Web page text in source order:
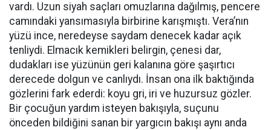
vardı. Uzun siyah saçları omuzlarına dağılmış, pencere
camındaki yansımasıyla birbirine karışmıştı. Vera’nın
yüzü ince, neredeyse saydam denecek kadar açık
tenliydi. Elmacık kemikleri belirgin, çenesi dar,
dudakları ise yüzünün geri kalanına göre şaşırtıcı
derecede dolgun ve canlıydı. İnsan ona ilk baktığında
gözlerini fark ederdi: koyu gri, iri ve huzursuz gözler.
Bir çocuğun yardım isteyen bakışıyla, suçunu
önceden bildiğini sanan bir yargıcın bakışı aynı anda